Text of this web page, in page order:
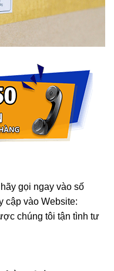
gọi ngay vào số
cập vào Website:
chúng tôi tận tình tư